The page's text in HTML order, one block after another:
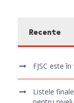
Recente
FJSC este
Listele